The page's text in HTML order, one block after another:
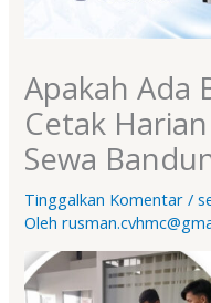
Apakah Ada
Cetak
Sewa
Tinggalkan Komentar /
Oleh